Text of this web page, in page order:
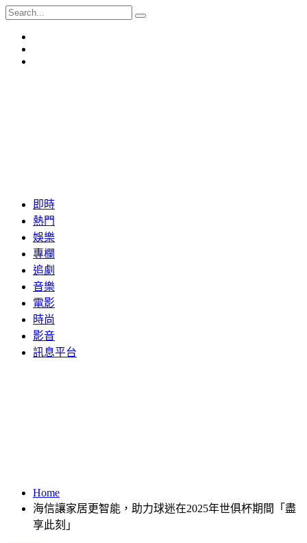
即時
熱門
娛樂
專欄
追劇
音樂
電影
時尚
影音
訊息平台
Home
海信讓家居更智能，助力球迷在2025年世俱杯期間「盡
享此刻」